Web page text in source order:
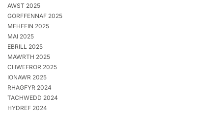
AWST 2025
GORFFENNAF 2025
MEHEFIN 2025
MAI 2025
EBRILL 2025
MAWRTH 2025
CHWEFROR 2025
IONAWR 2025
RHAGFYR 2024
TACHWEDD 2024
HYDREF 2024